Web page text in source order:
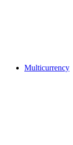
Multicurrency